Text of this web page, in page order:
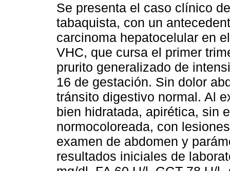
Se presenta el caso clínico
tabaquista, con un
carcinoma hepatocelular en
VHC, que cursa el primer
prurito generalizado de
16 de gestación. Sin dolor
tránsito digestivo normal. Al
bien hidratada, apirética, sin
normocoloreada, con
examen de abdomen y
resultados iniciales de